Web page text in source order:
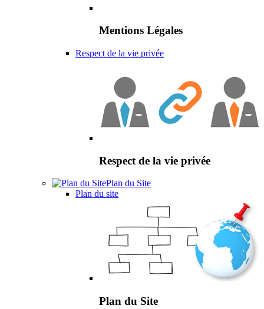
Mentions Légales
Respect de la vie privée
Respect de la vie privée
Plan du Site
Plan du site
Plan du Site